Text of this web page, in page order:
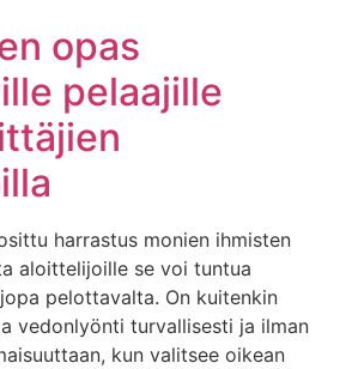
opas
pelaajille
harrastus monien ihmisten
aloittelijoille se voi tuntua
pelottavalta. On kuitenkin
vedonlyönti turvallisesti ja ilman
kun valitsee oikean